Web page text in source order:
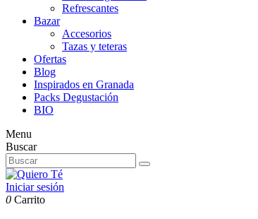
Refrescantes
Bazar
Accesorios
Tazas y teteras
Ofertas
Blog
Inspirados en Granada
Packs Degustación
BIO
Menu
Buscar
Iniciar sesión
0 Carrito